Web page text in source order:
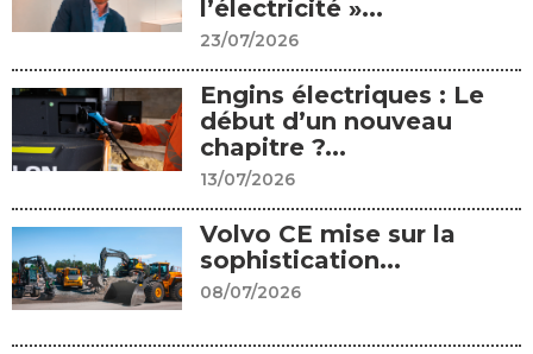
l’électricité »...
23/07/2026
Engins électriques : Le
début d’un nouveau
chapitre ?...
13/07/2026
Volvo CE mise sur la
sophistication...
08/07/2026